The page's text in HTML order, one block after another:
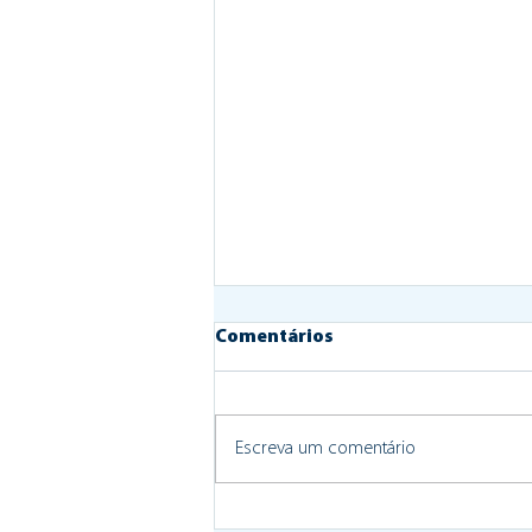
Comentários
Escreva um comentário